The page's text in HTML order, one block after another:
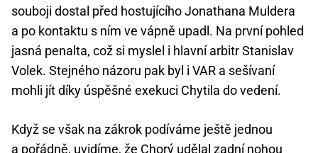
souboji dostal před hostujícího Jonathana Muldera
a po kontaktu s ním ve vápně upadl. Na první pohled
jasná penalta, což si myslel i hlavní arbitr Stanislav
Volek. Stejného názoru pak byl i VAR a sešívaní
mohli jít díky úspěšné exekuci Chytila do vedení.
Když se však na zákrok podíváme ještě jednou
a pořádně, uvidíme, že Chorý udělal zadní nohou